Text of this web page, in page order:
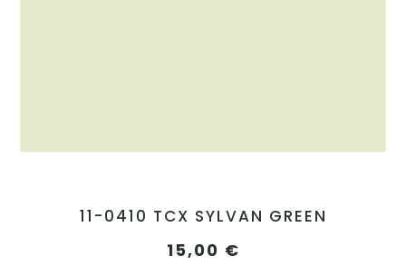
11-0410 TCX SYLVAN GREEN
15,00 €